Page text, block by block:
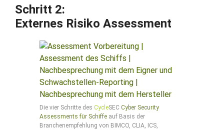
Schritt 2:
Externes Risiko Assessment
Die vier Schritte des CycleSEC Cyber Security
Assessments für Schiffe auf Basis der
Branchenempfehlung von BIMCO, CLIA, ICS,